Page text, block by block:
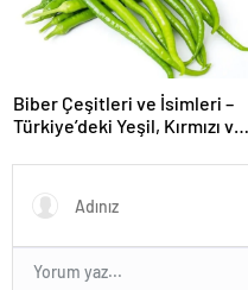
Biber Çeşitleri ve İsimleri –
Türkiye’deki Yeşil, Kırmızı ve